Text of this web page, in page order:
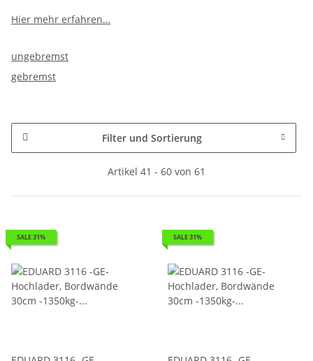
Hier mehr erfahren…
ungebremst
gebremst
Filter und Sortierung
Artikel 41 - 60 von 61
SALE 31% SALE 31%